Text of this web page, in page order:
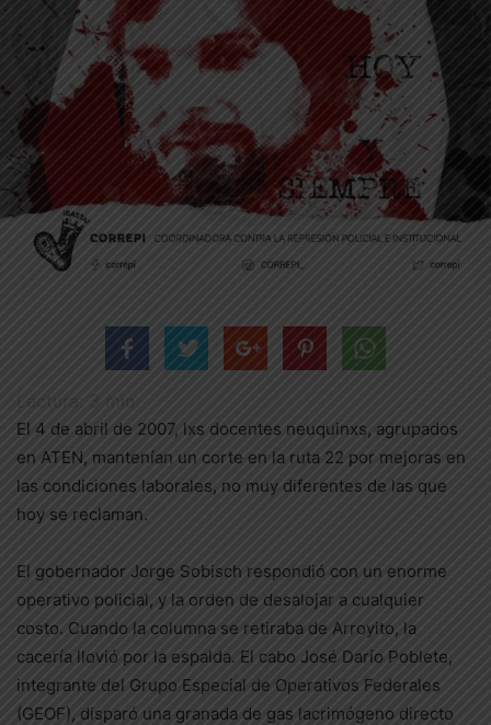
El 4 de abril de 2007, lxs docentes neuquinxs, agrupados
en ATEN, mantenían un corte en la ruta 22 por mejoras en
las condiciones laborales, no muy diferentes de las que
hoy se reclaman.
El gobernador Jorge Sobisch respondió con un enorme
operativo policial, y la orden de desalojar a cualquier
costo. Cuando la columna se retiraba de Arroyito, la
cacería llovió por la espalda. El cabo José Darío Poblete,
integrante del Grupo Especial de Operativos Federales
(GEOF), disparó una granada de gas lacrimógeno directo